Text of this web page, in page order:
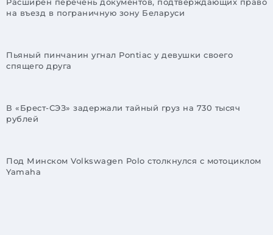
на въезд в пограничную зону Беларуси
Пьяный пинчанин угнал Pontiac у девушки своего
спящего друга
В «Брест-СЭЗ» задержали тайный груз на 730 тысяч
рублей
Под Минском Volkswagen Polo столкнулся с мотоциклом
Yamaha